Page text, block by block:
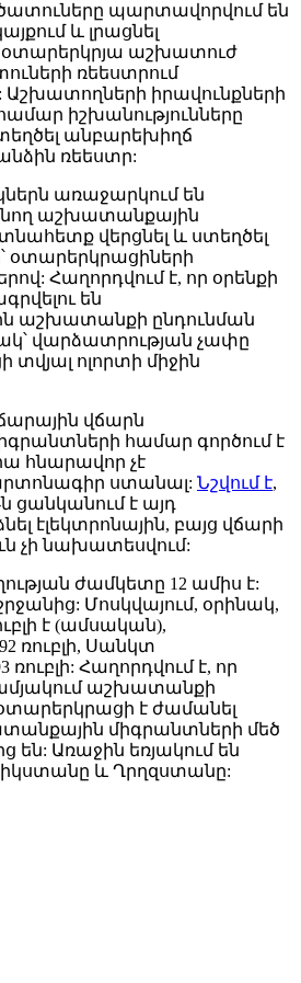
պարտավորվում են
և լրացնել
օտարերկրյա աշխատուժ
ռեեստրում
Աշխատողների իրավունքների
իշխանությունները
անբարեխիղճ
ռեեստր:
առաջարկում են
աշխատանքային
վերցնել և ստեղծել
օտարերկրացիների
Հաղորդվում է, որ օրենքի
են
աշխատանքի ընդունման
վարձատրության չափը
ոլորտի միջին
վճարն
համար գործում է
հնարավոր չէ
ստանալ: Նշվում է,
ցանկանում է այդ
էլեկտրոնային, բայց վճարի
չի նախատեսվում:
ժամկետը 12 ամիս է:
Մոսկվայում, օրինակ,
է (ամսական),
ռուբլի, Սանկտ
ռուբլի: Հաղորդվում է, որ
աշխատանքի
է ժամանել
միգրանտների մեծ
են: Առաջին եռյակում են
և Ղրղզստանը: